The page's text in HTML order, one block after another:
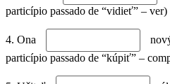
particípio passado de “vidieť” – ver)
4. Ona
particípio passado de “kúpiť” –